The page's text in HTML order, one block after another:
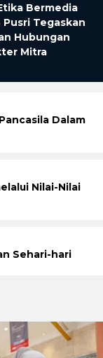
Bermedia
Pusri Tegaskan
Hubungan
Mitra
Dalam
Nilai-Nilai
Sehari-hari